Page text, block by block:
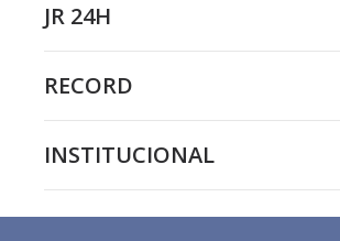
JR 24H
RECORD
INSTITUCIONAL